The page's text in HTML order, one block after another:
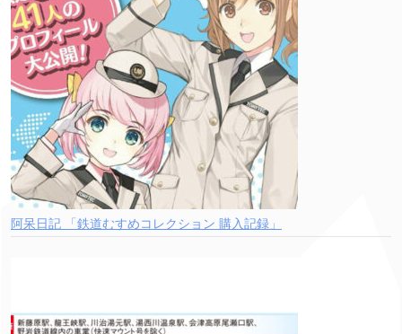
阿呆日記 「鉄道むすめコレクション 購入記録」